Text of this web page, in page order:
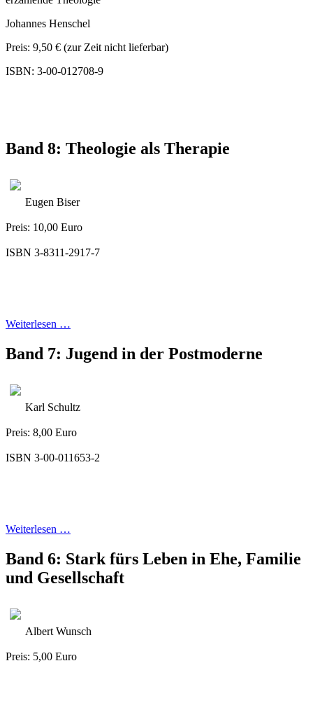
Johannes Henschel
Preis: 9,50 € (zur Zeit nicht lieferbar)
ISBN: 3-00-012708-9
Band 8: Theologie als Therapie
Eugen Biser
Preis: 10,00 Euro
ISBN 3-8311-2917-7
Weiterlesen …
Band 7: Jugend in der Postmoderne
Karl Schultz
Preis: 8,00 Euro
ISBN 3-00-011653-2
Weiterlesen …
Band 6: Stark fürs Leben in Ehe, Familie
und Gesellschaft
Albert Wunsch
Preis: 5,00 Euro